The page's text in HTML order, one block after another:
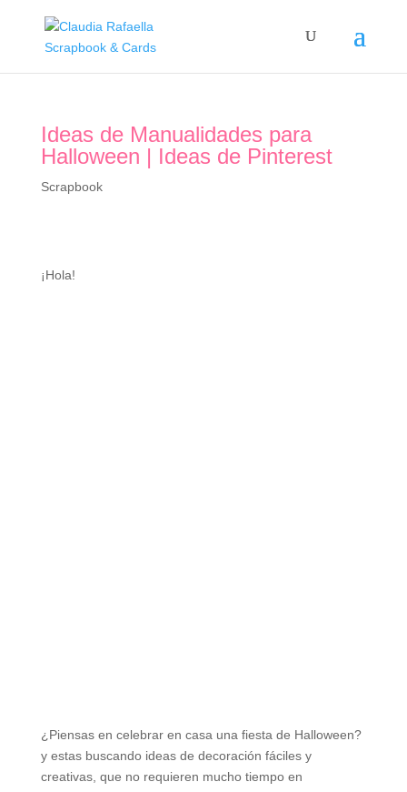
Ideas de Manualidades para
Halloween | Ideas de Pinterest
Scrapbook
¡Hola!
¿Piensas en celebrar en casa una fiesta de Halloween?
y estas buscando ideas de decoración fáciles y
creativas, que no requieren mucho tiempo en